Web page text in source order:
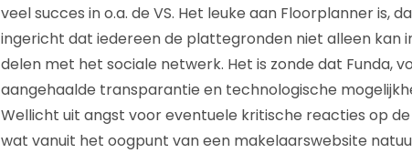
veel succes in o.a. de VS. Het leuke aan Floorplanner is,
ingericht dat iedereen de plattegronden niet alleen kan
delen met het sociale netwerk. Het is zonde dat Funda,
aangehaalde transparantie en technologische
Wellicht uit angst voor eventuele kritische reacties op
wat vanuit het oogpunt van een makelaarswebsite